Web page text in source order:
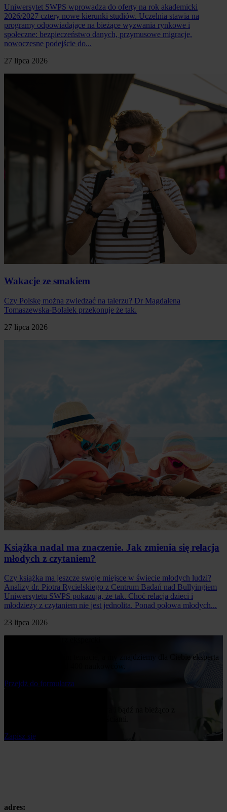
Uniwersytet SWPS wprowadza do oferty na rok akademicki
2026/2027 cztery nowe kierunki studiów. Uczelnia stawia na
programy odpowiadające na bieżące wyzwania rynkowe i
społeczne: bezpieczeństwo danych, przymusowe migracje,
nowoczesne podejście do...
27 lipca 2026
Wakacje ze smakiem
Czy Polskę można zwiedzać na talerzu? Dr Magdalena
Tomaszewska-Bolałek przekonuje że tak.
27 lipca 2026
Książka nadal ma znaczenie. Jak zmienia się relacja
młodych z czytaniem?
Czy książka ma jeszcze swoje miejsce w świecie młodych ludzi?
Analizy dr. Piotra Rycielskiego z Centrum Badań nad Bullyingiem
Uniwersytetu SWPS pokazują, że tak. Choć relacja dzieci i
młodzieży z czytaniem nie jest jednolita. Ponad połowa młodych...
23 lipca 2026
Napisz nam o swoim temacie, a my znajdziemy dla Ciebie eksperta
Przejdż do formularza
Zapisz się
adres: